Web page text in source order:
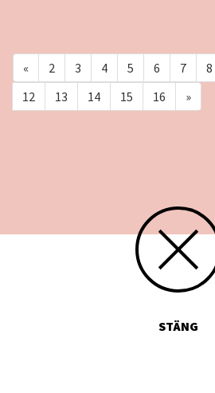
« 2 3 4 5 6 7 8
12
13 14 15 16 »
STÄNG